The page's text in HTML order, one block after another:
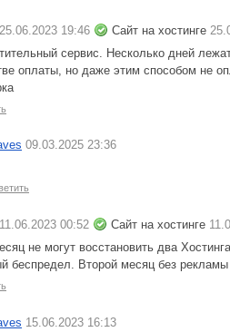
25.06.2023 19:46 Сайт на хостинге
сервис. Несколько дней
оплаты, но даже этим способом не
09.03.2025 23:36
11.06.2023 00:52 Сайт на хостинге
не могут восстановить два
беспредел. Второй месяц без
15.06.2023 16:13